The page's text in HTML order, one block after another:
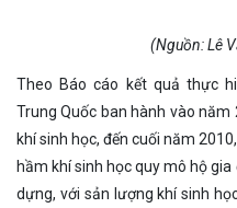
(Nguồn: Lê
Theo Báo cáo kết quả thực
Trung Quốc ban hành vào năm
khí sinh học, đến cuối năm
hầm khí sinh học quy mô hộ
dựng, với sản lượng khí sinh